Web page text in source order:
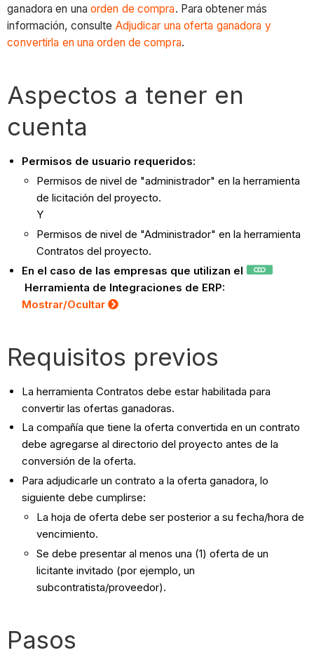
ganadora en una orden de compra. Para obtener más
información, consulte Adjudicar una oferta ganadora y
convertirla en una orden de compra.
Aspectos a tener en
cuenta
Permisos de usuario requeridos:
Permisos de nivel de "administrador" en la herramienta
de licitación del proyecto.
Y
Permisos de nivel de "Administrador" en la herramienta
Contratos del proyecto.
En el caso de las empresas que utilizan el
Herramienta de Integraciones de ERP:
Mostrar/Ocultar
Requisitos previos
La herramienta Contratos debe estar habilitada para
convertir las ofertas ganadoras.
La compañía que tiene la oferta convertida en un contrato
debe agregarse al directorio del proyecto antes de la
conversión de la oferta.
Para adjudicarle un contrato a la oferta ganadora, lo
siguiente debe cumplirse:
La hoja de oferta debe ser posterior a su fecha/hora de
vencimiento.
Se debe presentar al menos una (1) oferta de un
licitante invitado (por ejemplo, un
subcontratista/proveedor).
Pasos